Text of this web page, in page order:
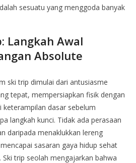
sesuatu yang menggoda banyak
Langkah Awal
Absolute
ski trip dimulai dari antusiasme
tepat, mempersiapkan fisik dengan
dasar sebelum
langkah kunci. Tidak ada perasaan
daripada menaklukkan lereng
sasaran gaya hidup sehat
trip seolah mengajarkan bahwa